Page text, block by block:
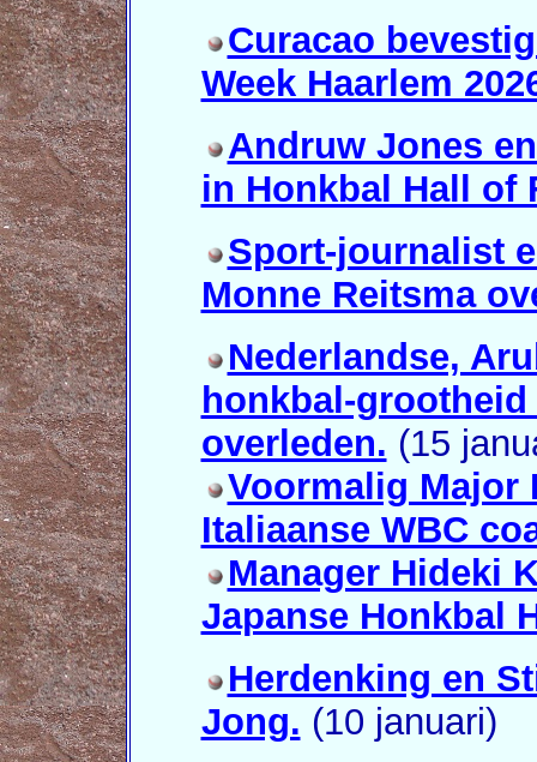
Curacao
Week Haarlem
Andruw Jones
in Honkbal Hall of
Sport-journalist
Monne Reitsma
Nederlandse,
honkbal-
overleden. (15
Voormalig Major
Italiaanse WBC
Manager Hideki
Japanse Honkbal
Herdenking en
Jong. (10 januari)